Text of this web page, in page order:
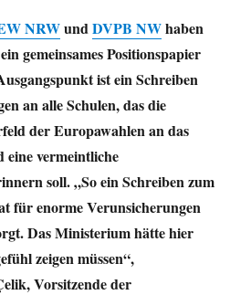
NRWundDVPB NWhaben
gemeinsames Positionspapier
ist ein Schreiben
an alle Schulen, das die
der Europawahlen an das
eine vermeintliche
soll. „So ein Schreiben zum
für enorme Verunsicherungen
Das Ministerium hätte hier
zeigen müssen“,
Vorsitzende der